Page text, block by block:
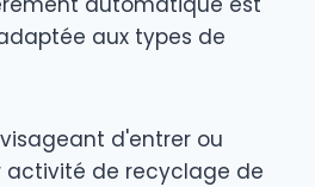
aux types de
d'entrer ou
activité de recyclage de